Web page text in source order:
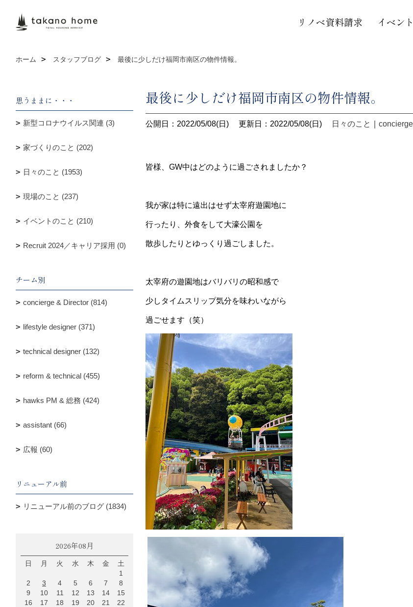
リノベ資料請求 イベント
ホーム スタッフブログ 最後に少しだけ福岡市南区の物件情報。
最後に少しだけ福岡市南区の物件情報。
公開日：2022/05/08(日) 更新日：2022/05/08(日) 日々のこと
皆様、GW中はどのように過ごされましたか？
我が家は特に遠出はせず太宰府遊園地に
行ったり、外食をして大濠公園を
散歩したりとゆっくり過ごしました。
太宰府の遊園地はバリバリの昭和感で
少しタイムスリップ気分を味わいながら
過ごせます（笑）
思うままに・・・
新型コロナウイルス関連 (3)
家づくりのこと (202)
日々のこと (1953)
現場のこと (237)
イベントのこと (210)
Recruit 2024／キャリア採用 (0)
チーム別
concierge & Director (814)
lifestyle designer (371)
technical designer (132)
reform & technical (455)
hawks PM & 総務 (424)
assistant (66)
広報 (60)
リニューアル前
リニューアル前のブログ (1834)
2026年08月
日 月 火 水 木 金
土
1
2
3 4 5 6 7
8
9
10 11 12 13 14
15
16
17 18 19 20 21
22